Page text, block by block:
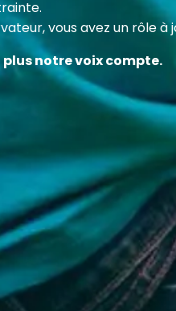
vous avez un rôle à
plus notre voix compte.
COMPTE